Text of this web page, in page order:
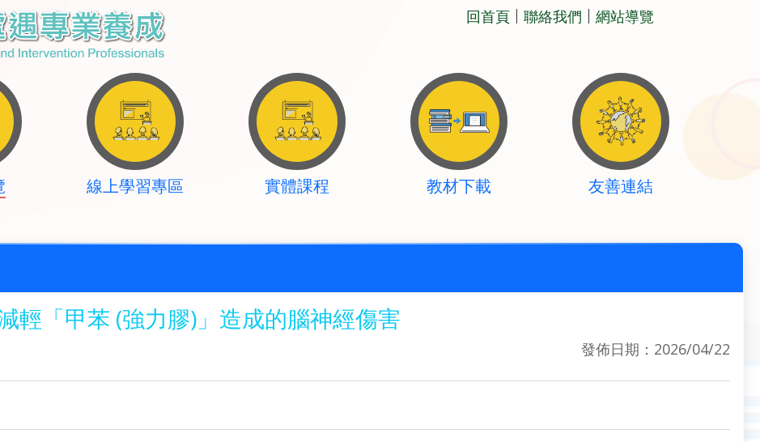
回首頁 聯絡我們 網站導覽
線上學習專區 實體課程 教材下載 友善連結
輕「甲苯 (強力膠)」造成的腦神經傷害
發佈日期：2026/04/22